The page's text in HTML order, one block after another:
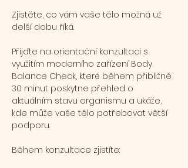
Zjistěte, co vám vaše tělo možná už
delší dobu říká.
Přijďte na orientační konzultaci s
využitím moderního zařízení Body
Balance Check, které během přibližně
30 minut poskytne přehled o
aktuálním stavu organismu a ukáže,
kde může vaše tělo potřebovat větší
podporu.
Během konzultace zjistíte: